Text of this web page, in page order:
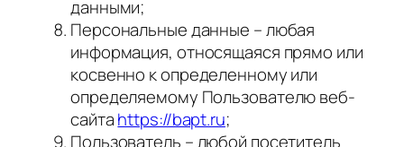
данными;
Персональные данные – любая
информация, относящаяся прямо или
косвенно к определенному или
определяемому Пользователю веб-
сайтаhttps://bapt.ru;
Пользователь – любой посетитель